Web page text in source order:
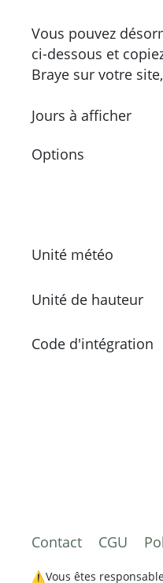
Vous pouvez
ci-dessous et
Braye sur votre
Jours à afficher
Options
Unité météo
Unité de hauteur
Code d'intégration
Contact CGU
⚠️Vous êtes